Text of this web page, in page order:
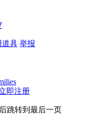
道具 举报
即注册
跳转到最后一页